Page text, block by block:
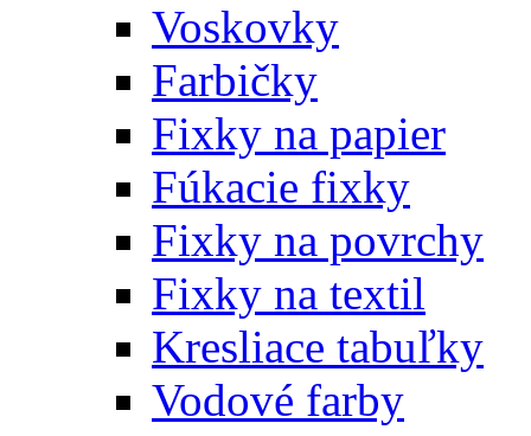
Voskovky
Farbičky
Fixky na papier
Fúkacie fixky
Fixky na povrchy
Fixky na textil
Kresliace tabuľky
Vodové farby